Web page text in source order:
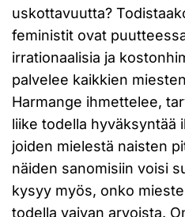
uskottavuutta?
feministit ovat
irrationaalisia ja
palvelee kaikkien
Harmange ihmettelee,
liike todella hyväksyntää
joiden mielestä naisten
näiden sanomisiin voisi
kysyy myös, onko
todella vaivan arvoista.